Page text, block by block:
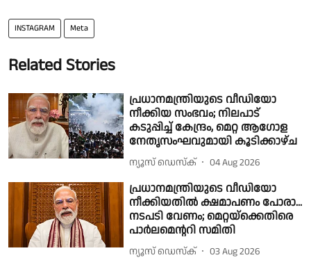
INSTAGRAM Meta
Related Stories
പ്രധാനമന്ത്രിയുടെ വീഡിയോ
നീക്കിയ സംഭവം; നിലപാട്
കടുപ്പിച്ച് കേന്ദ്രം, മെറ്റ ആഗോള
നേതൃസംഘവുമായി കൂടിക്കാഴ്ച
ന്യൂസ് ഡെസ്ക് 04 Aug 2026
പ്രധാനമന്ത്രിയുടെ വീഡിയോ
നീക്കിയതില്‍ ക്ഷമാപണം പോരാ...
നടപടി വേണം; മെറ്റയ്‌ക്കെതിരെ
പാർലമെന്ററി സമിതി
ന്യൂസ് ഡെസ്ക് 03 Aug 2026